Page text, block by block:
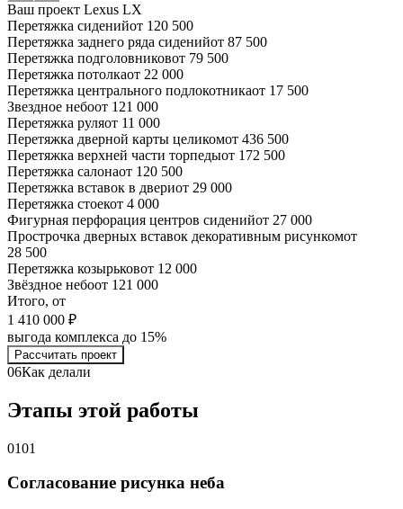
Ваш проект Lexus LX
Перетяжка сиденийот 120 500
Перетяжка заднего ряда сиденийот 87 500
Перетяжка подголовниковот 79 500
Перетяжка потолкаот 22 000
Перетяжка центрального подлокотникаот 17 500
Звездное небоот 121 000
Перетяжка руляот 11 000
Перетяжка дверной карты целикомот 436 500
Перетяжка верхней части торпедыот 172 500
Перетяжка салонаот 120 500
Перетяжка вставок в двериот 29 000
Перетяжка стоекот 4 000
Фигурная перфорация центров сиденийот 27 000
Прострочка дверных вставок декоративным рисункомот
28 500
Перетяжка козырьковот 12 000
Звёздное небоот 121 000
Итого, от
1 410 000 ₽
выгода комплекса до 15%
Рассчитать проект
06Как делали
Этапы этой работы
0101
Согласование рисунка неба